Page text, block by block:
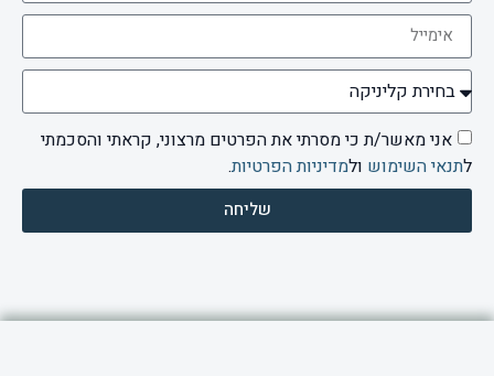
אני מאשר/ת כי מסרתי את הפרטים מרצוני, קראתי והסכמתי
לתנאי השימוש ולמדיניות הפרטיות.
שליחה